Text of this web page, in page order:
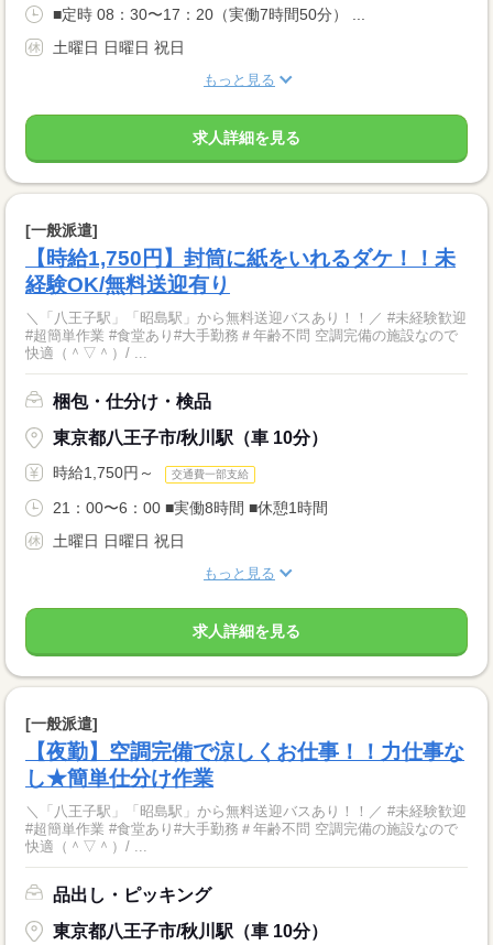
■定時 08：30〜17：20（実働7時間50分） ...
土曜日 日曜日 祝日
もっと見る
求人詳細を見る
[一般派遣]
【時給1,750円】封筒に紙をいれるダケ！！未
経験OK/無料送迎有り
＼「八王子駅」「昭島駅」から無料送迎バスあり！！／ #未経験歓迎
#超簡単作業 #食堂あり#大手勤務＃年齢不問 空調完備の施設なので
快適（＾▽＾）/ ...
梱包・仕分け・検品
東京都八王子市/秋川駅（車 10分）
時給1,750円～ 交通費一部支給
21：00〜6：00 ■実働8時間 ■休憩1時間
土曜日 日曜日 祝日
もっと見る
求人詳細を見る
[一般派遣]
【夜勤】空調完備で涼しくお仕事！！力仕事な
し★簡単仕分け作業
＼「八王子駅」「昭島駅」から無料送迎バスあり！！／ #未経験歓迎
#超簡単作業 #食堂あり#大手勤務＃年齢不問 空調完備の施設なので
快適（＾▽＾）/ ...
品出し・ピッキング
東京都八王子市/秋川駅（車 10分）